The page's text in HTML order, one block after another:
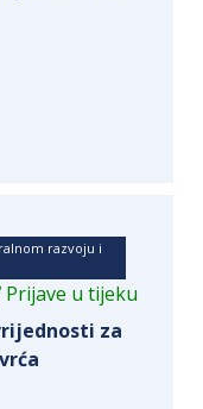
razvoju i
Prijave u tijeku
za